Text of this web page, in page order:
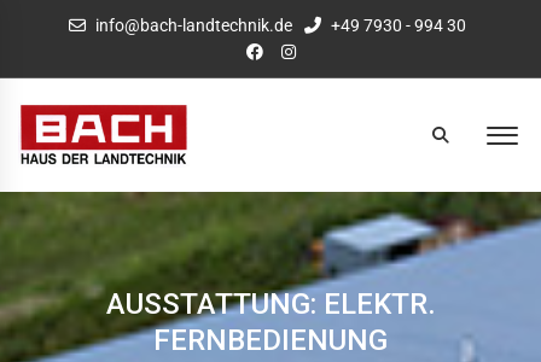
info@bach-landtechnik.de +49 7930 - 994 30
AUSSTATTUNG: ELEKTR.
FERNBEDIENUNG